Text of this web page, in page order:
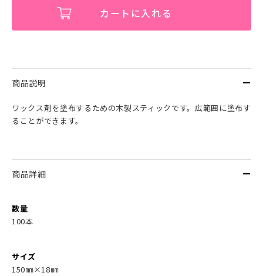
カートに入れる
商品説明
ワックス剤を塗布するための木製スティックです。広範囲に塗布す
ることができます。
商品詳細
数量
100本
サイズ
150㎜×18㎜